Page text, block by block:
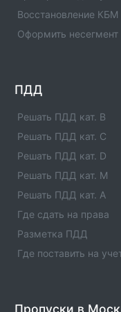
Сферы
Отделение ГИБДД
по Урус-
Сферы
информация.
р-ну Чеченской
Отделение ГИБДД
по Сунженскому
Сферы
Отделение
Восстановление КБМ
Оформить несегмент
ПДД
Решать ПДД кат. B
Решать ПДД кат. C
Решать ПДД кат. D
Решать ПДД кат. M
Решать ПДД кат. A
Где сдать на права
Разметка ПДД
Где поставить на
Пропуски в